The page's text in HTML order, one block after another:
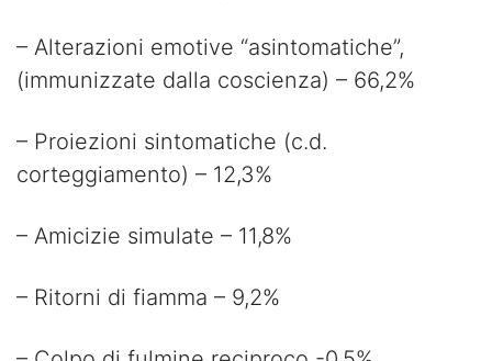
– Alterazioni emotive “asintomatiche”,
(immunizzate dalla coscienza) – 66,2%
– Proiezioni sintomatiche (c.d.
corteggiamento) – 12,3%
– Amicizie simulate – 11,8%
– Ritorni di fiamma – 9,2%